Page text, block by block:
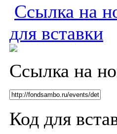
Ссылка на
для вставки
Ссылка на
Код для